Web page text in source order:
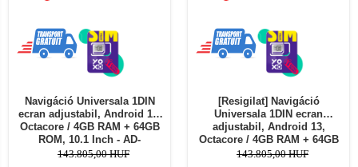
Navigáció Universala 1DIN
ecran adjustabil, Android 13,
Octacore / 4GB RAM + 64GB
ROM, 10.1 Inch - AD-
BGA1001DIN
143.805,00 HUF
[Resigilat] Navigáció
Universala 1DIN ecran
adjustabil, Android 13,
Octacore / 4GB RAM + 64GB
ROM, 10.1 Inch - AD-
143.805,00 HUF